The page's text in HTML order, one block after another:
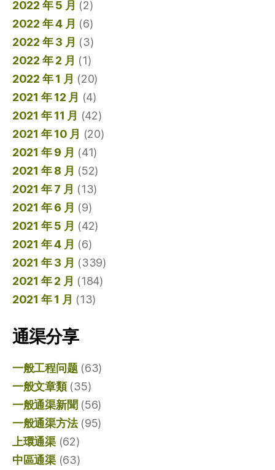
2022 年 5 月 (2)
2022 年 4 月 (6)
2022 年 3 月 (3)
2022 年 2 月 (1)
2022 年 1 月 (20)
2021 年 12 月 (4)
2021 年 11 月 (42)
2021 年 10 月 (20)
2021 年 9 月 (41)
2021 年 8 月 (52)
2021 年 7 月 (13)
2021 年 6 月 (9)
2021 年 5 月 (42)
2021 年 4 月 (6)
2021 年 3 月 (339)
2021 年 2 月 (184)
2021 年 1 月 (13)
通渠分享
一般工程问题(63)
一般文章類(35)
一般通渠新聞 (56)
一般通渠方法(95)
上環通渠(62)
中區通渠(63)